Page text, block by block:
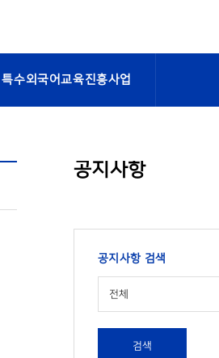
특수외국어교육진흥사업
공지사항
공지사항 검색
전체
검색